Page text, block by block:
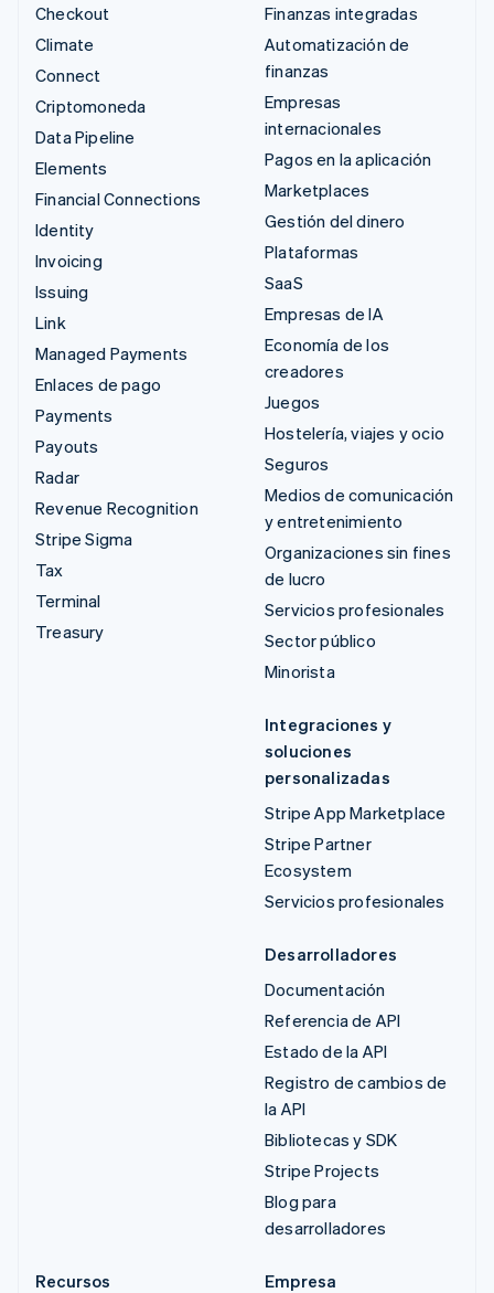
Checkout
Climate
Connect
Criptomoneda
Data Pipeline
Elements
Financial Connections
Identity
Invoicing
Issuing
Link
Managed Payments
Enlaces de pago
Payments
Payouts
Radar
Revenue Recognition
Stripe Sigma
Tax
Terminal
Treasury
Finanzas integradas
Automatización de
finanzas
Empresas
internacionales
Pagos en la aplicación
Marketplaces
Gestión del dinero
Plataformas
SaaS
Empresas de IA
Economía de los
creadores
Juegos
Hostelería, viajes y ocio
Seguros
Medios de comunicación
y entretenimiento
Organizaciones sin fines
de lucro
Servicios profesionales
Sector público
Minorista
Integraciones y
soluciones
personalizadas
Stripe App Marketplace
Stripe Partner
Ecosystem
Servicios profesionales
Desarrolladores
Documentación
Referencia de API
Estado de la API
Registro de cambios de
la API
Bibliotecas y SDK
Stripe Projects
Blog para
desarrolladores
Recursos
Empresa